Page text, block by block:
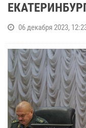
06 декабря 2023,